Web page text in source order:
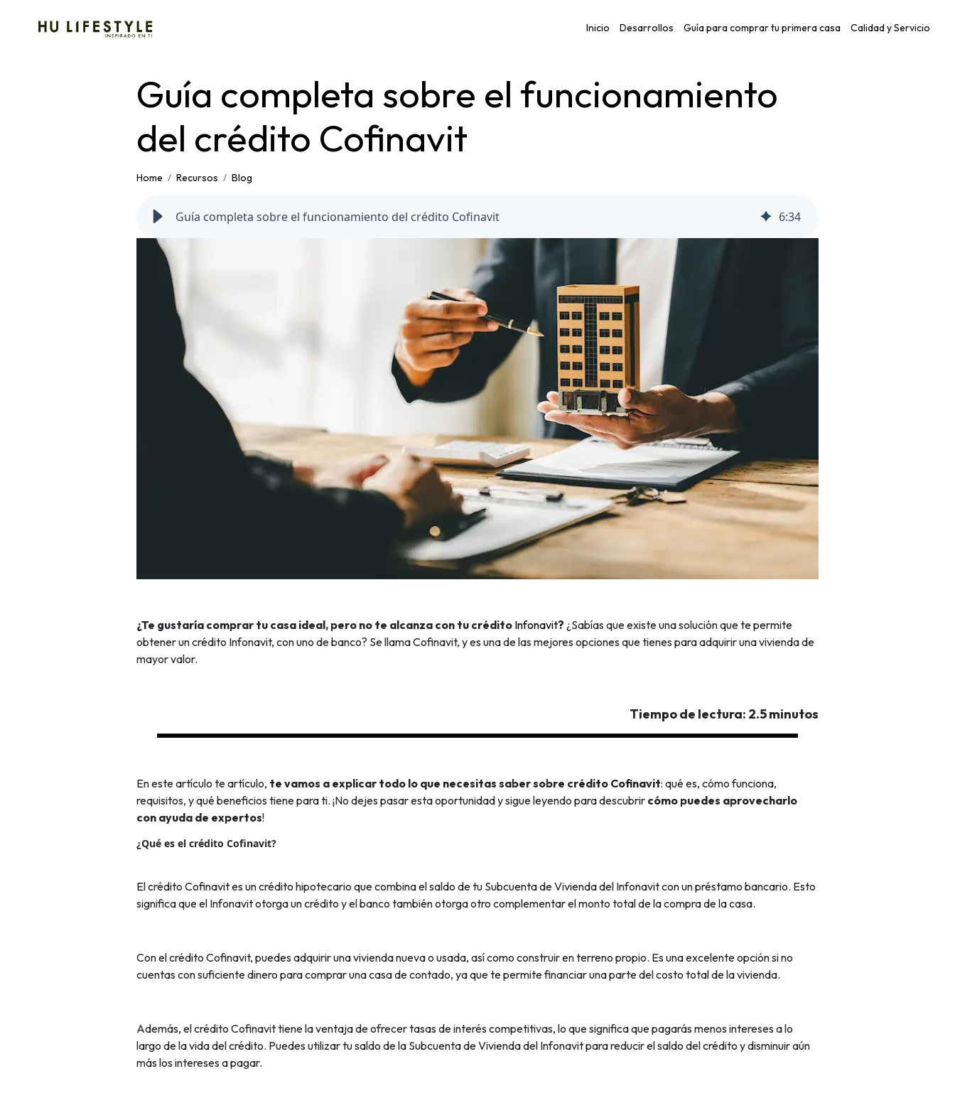
Inicio Desarrollos Guía para comprar tu primera casa Calidad y Servicio
Guía completa sobre el funcionamiento
del crédito Cofinavit
Home Recursos Blog
Guía completa sobre el funcionamiento del crédito Cofinavit 6:34
¿Te gustaría comprar tu casa ideal, pero no te alcanza con tu crédito Infonavit? ¿Sabías que existe una solución que te permite
obtener un crédito Infonavit, con uno de banco? Se llama Cofinavit, y es una de las mejores opciones que tienes para adquirir una vivienda de
mayor valor.
Tiempo de lectura: 2.5 minutos
En este artículo te artículo, te vamos a explicar todo lo que necesitas saber sobre crédito Cofinavit: qué es, cómo funciona,
requisitos, y qué beneficios tiene para ti. ¡No dejes pasar esta oportunidad y sigue leyendo para descubrir cómo puedes aprovecharlo
con ayuda de expertos!
¿Qué es el crédito Cofinavit?
El crédito Cofinavit es un crédito hipotecario que combina el saldo de tu Subcuenta de Vivienda del Infonavit con un préstamo bancario. Esto
significa que el Infonavit otorga un crédito y el banco también otorga otro complementar el monto total de la compra de la casa.
Con el crédito Cofinavit, puedes adquirir una vivienda nueva o usada, así como construir en terreno propio. Es unaexcelente opción si no
cuentas con suficiente dinero para comprar una casa de contado, ya que te permite financiar una parte del costo total de la vivienda.
Además, el crédito Cofinavit tiene la ventaja de ofrecer tasas de interés competitivas, lo que significa que pagarás menos intereses a lo
largo de la vida del crédito. Puedes utilizar tu saldo de la Subcuenta de Vivienda del Infonavitpara reducir el saldo del crédito y disminuir aún
más los intereses a pagar.